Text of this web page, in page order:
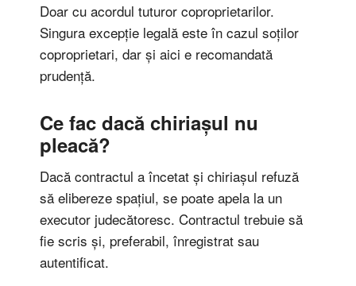
Doar cu acordul tuturor coproprietarilor.
Singura excepție legală este în cazul soților
coproprietari, dar și aici e recomandată
prudență.
Ce fac dacă chiriașul nu
pleacă?
Dacă contractul a încetat și chiriașul refuză
să elibereze spațiul, se poate apela la un
executor judecătoresc. Contractul trebuie să
fie scris și, preferabil, înregistrat sau
autentificat.